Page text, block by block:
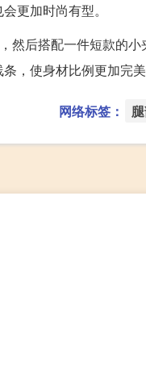
更加时尚有型。
然后搭配一件短款的
，使身材比例更加完美
网络标签：